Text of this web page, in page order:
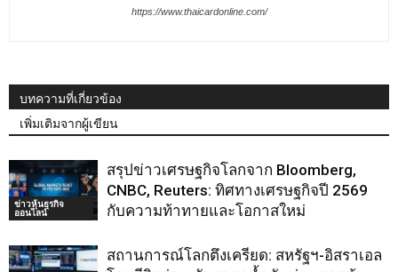
https://www.thaicardonline.com/
บทความที่เกี่ยวข้อง
เพิ่มเติมจากผู้เขียน
ข่าวหุ้นธุรกิจ
ออนไลน์
สรุปข่าวเศรษฐกิจโลกจาก Bloomberg,
CNBC, Reuters: ทิศทางเศรษฐกิจปี 2569
กับความท้าทายและโอกาสใหม่
สถานการณ์โลกตึงเครียด: สหรัฐฯ-อิสราเอล